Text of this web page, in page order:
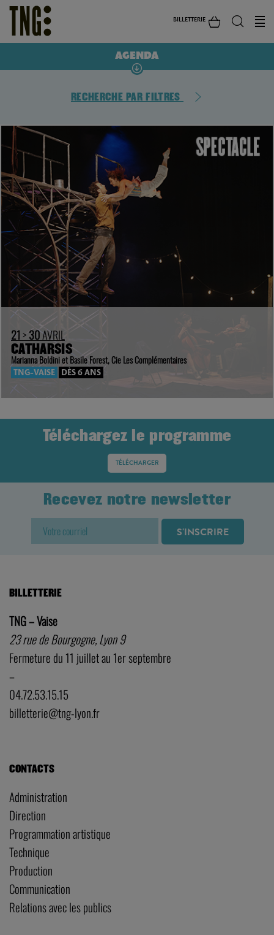
BILLETTERIE
AGENDA
RECHERCHE PAR FILTRES
21>30AVRIL
CATHARSIS
Marianna Boldini et Basile Forest, Cie Les Complémentaires
TNG-VAISE DÈS 6 ANS
Téléchargez le programme
TÉLÉCHARGER
Recevez notre newsletter
BILLETTERIE
TNG – Vaise
23 rue de Bourgogne, Lyon 9
Fermeture du 11 juillet au 1er septembre
–
04.72.53.15.15
billetterie@tng-lyon.fr
CONTACTS
Administration
Direction
Programmation artistique
Technique
Production
Communication
Relations avec les publics